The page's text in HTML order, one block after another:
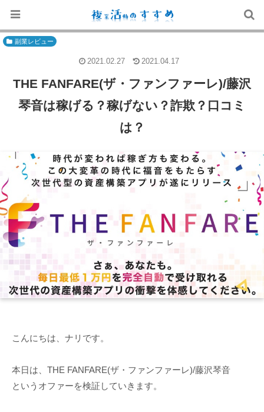
副業レビュー
THE FANFARE(ザ・ファンファーレ)/藤沢
琴音は稼げる？稼げない？詐欺？口コミ
は？
2021.02.27 2021.04.17
こんにちは、ナリです。
本日は、THE FANFARE(ザ・ファンファーレ)/藤沢琴音
というオファーを検証していきます。